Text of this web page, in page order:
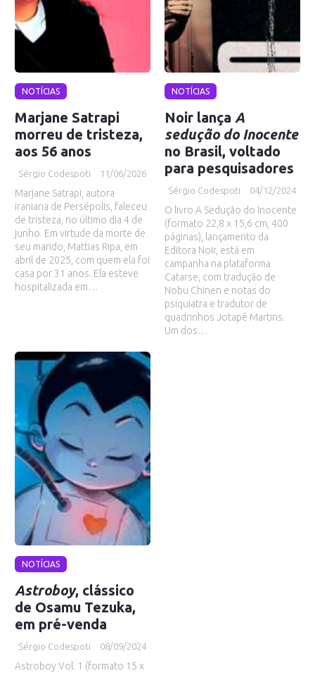
NOTÍCIAS
Marjane Satrapi
morreu de tristeza,
aos 56 anos
Sérgio Codespoti 11/06/2026
Marjane Satrapi, autora
iraniana de Persépolis, faleceu
de tristeza, no último dia 4 de
junho. Em virtude da morte de
seu marido, Mattias Ripa, em
abril de 2025, com quem ela foi
casa por 31 anos. Ela esteve
hospitalizada em…
NOTÍCIAS
Noir lança A
sedução do Inocente
no Brasil, voltado
para pesquisadores
Sérgio Codespoti 04/12/2024
O livro A Sedução do Inocente
(formato 22,8 x 15,6 cm, 400
páginas), lançamento da
Editora Noir, está em
campanha na plataforma
Catarse, com tradução de
Nobu Chinen e notas do
psiquiatra e tradutor de
quadrinhos Jotapê Martins.
Um dos…
NOTÍCIAS
Astroboy, clássico
de Osamu Tezuka,
em pré-venda
Sérgio Codespoti 08/09/2024
Astroboy Vol. 1 (formato 15 x